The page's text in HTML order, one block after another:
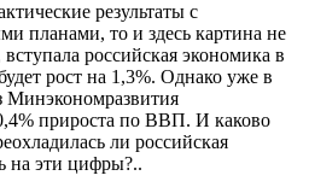
результаты с
планами, то и здесь картина не
российская экономика в
рост на 1,3%. Однако уже в
Минэкономразвития
прироста по ВВП. И каково
ли российская
на эти цифры?..